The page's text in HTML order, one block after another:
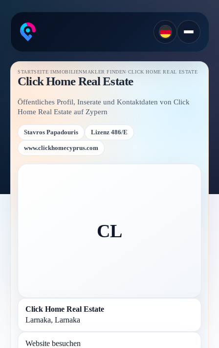
STARTSEITE/IMMOBILIENMAKLER FINDEN /CLICK HOME REAL ESTATE
Click Home Real Estate
Öffentliches Profil, Inserate und Kontaktdaten von Click
Home Real Estate auf Zypern
Stavros Papadouris Lizenz 486/E
www.clickhomecyprus.com
CL
Click Home Real Estate
Larnaka, Larnaka
Website besuchen